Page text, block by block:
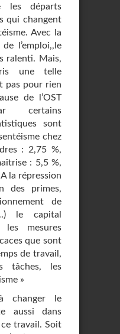
les départs
qui changent
Avec la
l’emploi,,le
ralenti. Mais,
une telle
pas pour rien
de l’OST
certains
sont
chez
: 2,75 %,
: 5,5 %,
la répression
des primes,
de
le capital
les mesures
que sont
de travail,
tâches, les
»
changer le
aussi dans
ce travail. Soit